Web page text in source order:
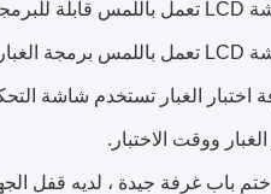
الغبار ووقت الاختبار.